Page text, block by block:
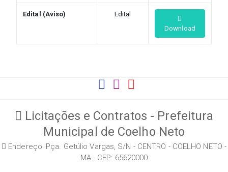
Edital (Aviso)
Edital
Download
Licitações e Contratos - Prefeitura
Municipal de Coelho Neto
Endereço: Pça. Getúlio Vargas, S/N - CENTRO - COELHO NETO -
MA - CEP: 65620000